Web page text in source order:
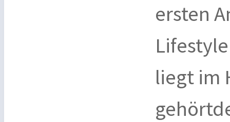
ersten
liegt im